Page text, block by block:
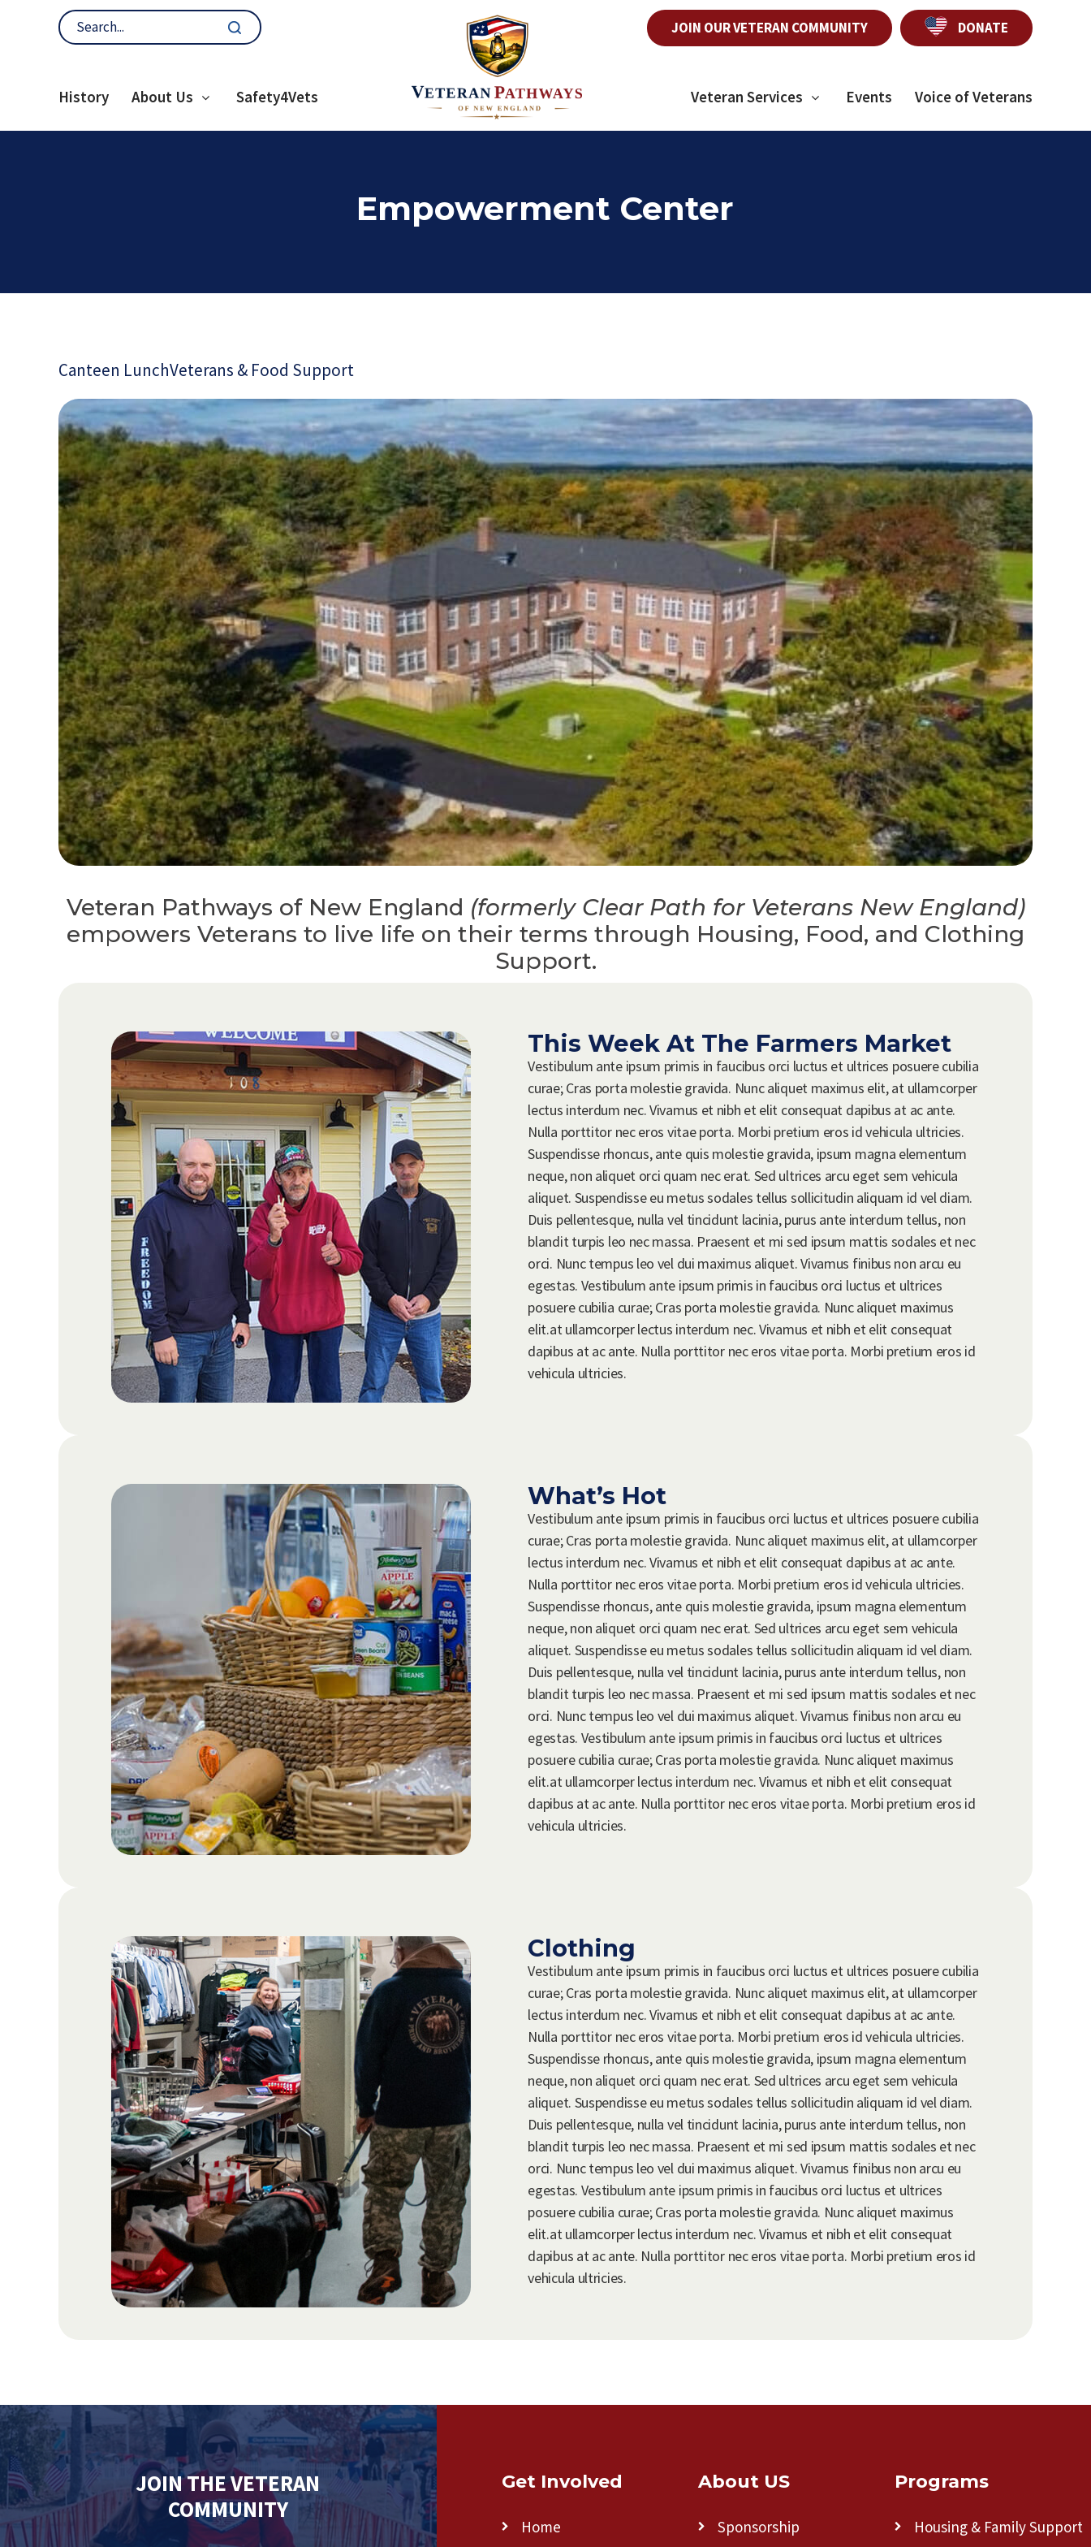
JOIN OUR VETERAN COMMUNITY DONATE
History About Us Safety4Vets Veteran Services Events Voice of Veterans
Empowerment Center
Canteen LunchVeterans & Food Support
Veteran Pathways of New England (formerly Clear Path for Veterans New England)
empowers Veterans to live life on their terms through Housing, Food, and Clothing
Support.
This Week At The Farmers Market
Vestibulum ante ipsum primis in faucibus orci luctus et ultrices posuere cubilia
curae; Cras porta molestie gravida. Nunc aliquet maximus elit, at ullamcorper
lectus interdum nec. Vivamus et nibh et elit consequat dapibus at ac ante.
Nulla porttitor nec eros vitae porta. Morbi pretium eros id vehicula ultricies.
Suspendisse rhoncus, ante quis molestie gravida, ipsum magna elementum
neque, non aliquet orci quam nec erat. Sed ultrices arcu eget sem vehicula
aliquet. Suspendisse eu metus sodales tellus sollicitudin aliquam id vel diam.
Duis pellentesque, nulla vel tincidunt lacinia, purus ante interdum tellus, non
blandit turpis leo nec massa. Praesent et mi sed ipsum mattis sodales et nec
orci. Nunc tempus leo vel dui maximus aliquet. Vivamus finibus non arcu eu
egestas. Vestibulum ante ipsum primis in faucibus orci luctus et ultrices
posuere cubilia curae; Cras porta molestie gravida. Nunc aliquet maximus
elit.at ullamcorper lectus interdum nec. Vivamus et nibh et elit consequat
dapibus at ac ante. Nulla porttitor nec eros vitae porta. Morbi pretium eros id
vehicula ultricies.
What’s Hot
Vestibulum ante ipsum primis in faucibus orci luctus et ultrices posuere cubilia
curae; Cras porta molestie gravida. Nunc aliquet maximus elit, at ullamcorper
lectus interdum nec. Vivamus et nibh et elit consequat dapibus at ac ante.
Nulla porttitor nec eros vitae porta. Morbi pretium eros id vehicula ultricies.
Suspendisse rhoncus, ante quis molestie gravida, ipsum magna elementum
neque, non aliquet orci quam nec erat. Sed ultrices arcu eget sem vehicula
aliquet. Suspendisse eu metus sodales tellus sollicitudin aliquam id vel diam.
Duis pellentesque, nulla vel tincidunt lacinia, purus ante interdum tellus, non
blandit turpis leo nec massa. Praesent et mi sed ipsum mattis sodales et nec
orci. Nunc tempus leo vel dui maximus aliquet. Vivamus finibus non arcu eu
egestas. Vestibulum ante ipsum primis in faucibus orci luctus et ultrices
posuere cubilia curae; Cras porta molestie gravida. Nunc aliquet maximus
elit.at ullamcorper lectus interdum nec. Vivamus et nibh et elit consequat
dapibus at ac ante. Nulla porttitor nec eros vitae porta. Morbi pretium eros id
vehicula ultricies.
Clothing
Vestibulum ante ipsum primis in faucibus orci luctus et ultrices posuere cubilia
curae; Cras porta molestie gravida. Nunc aliquet maximus elit, at ullamcorper
lectus interdum nec. Vivamus et nibh et elit consequat dapibus at ac ante.
Nulla porttitor nec eros vitae porta. Morbi pretium eros id vehicula ultricies.
Suspendisse rhoncus, ante quis molestie gravida, ipsum magna elementum
neque, non aliquet orci quam nec erat. Sed ultrices arcu eget sem vehicula
aliquet. Suspendisse eu metus sodales tellus sollicitudin aliquam id vel diam.
Duis pellentesque, nulla vel tincidunt lacinia, purus ante interdum tellus, non
blandit turpis leo nec massa. Praesent et mi sed ipsum mattis sodales et nec
orci. Nunc tempus leo vel dui maximus aliquet. Vivamus finibus non arcu eu
egestas. Vestibulum ante ipsum primis in faucibus orci luctus et ultrices
posuere cubilia curae; Cras porta molestie gravida. Nunc aliquet maximus
elit.at ullamcorper lectus interdum nec. Vivamus et nibh et elit consequat
dapibus at ac ante. Nulla porttitor nec eros vitae porta. Morbi pretium eros id
vehicula ultricies.
JOIN THE VETERAN
COMMUNITY
Get Involved
Home
About US
Sponsorship
Programs
Housing & Family Support